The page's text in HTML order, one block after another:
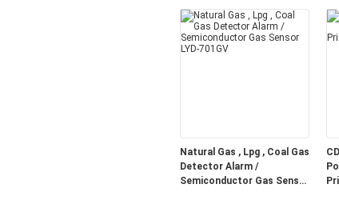
Natural Gas , Lpg , Coal Gas
Detector Alarm /
Semiconductor Gas Sensor